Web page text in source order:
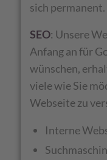
sich permanent.
SEO: Unsere
Anfang an für
wünschen,
viele wie Sie
Webseite zu
Interne